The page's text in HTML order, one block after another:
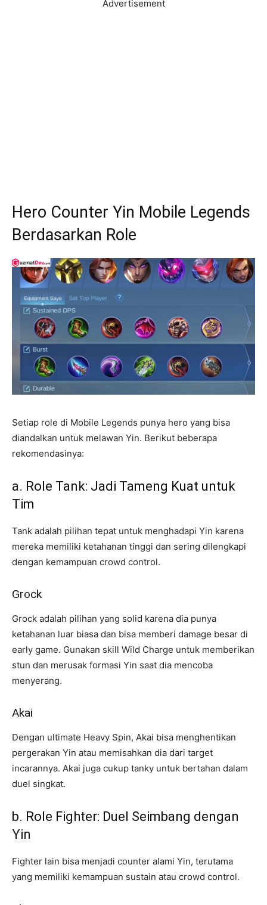
Advertisement
Hero Counter Yin Mobile Legends
Berdasarkan Role
Setiap role di Mobile Legends punya hero yang bisa
diandalkan untuk melawan Yin. Berikut beberapa
rekomendasinya:
a. Role Tank: Jadi Tameng Kuat untuk
Tim
Tank adalah pilihan tepat untuk menghadapi Yin karena
mereka memiliki ketahanan tinggi dan sering dilengkapi
dengan kemampuan crowd control.
Grock
Grock adalah pilihan yang solid karena dia punya
ketahanan luar biasa dan bisa memberi damage besar di
early game. Gunakan skill Wild Charge untuk memberikan
stun dan merusak formasi Yin saat dia mencoba
menyerang.
Akai
Dengan ultimate Heavy Spin, Akai bisa menghentikan
pergerakan Yin atau memisahkan dia dari target
incarannya. Akai juga cukup tanky untuk bertahan dalam
duel singkat.
b. Role Fighter: Duel Seimbang dengan
Yin
Fighter lain bisa menjadi counter alami Yin, terutama
yang memiliki kemampuan sustain atau crowd control.